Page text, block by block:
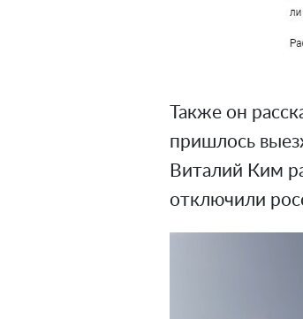
Также он
пришлось
Виталий Ким
отключили